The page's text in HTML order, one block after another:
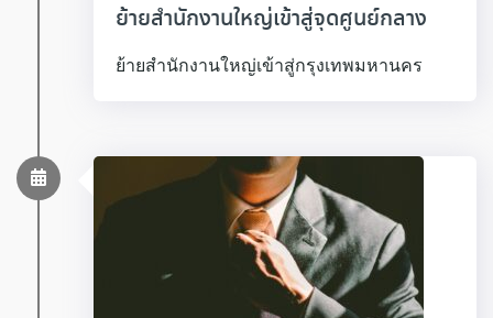
ย้ายสำนักงานใหญ่เข้าสู่จุดศูนย์กลาง
ย้ายสำนักงานใหญ่เข้าสู่กรุงเทพมหานคร